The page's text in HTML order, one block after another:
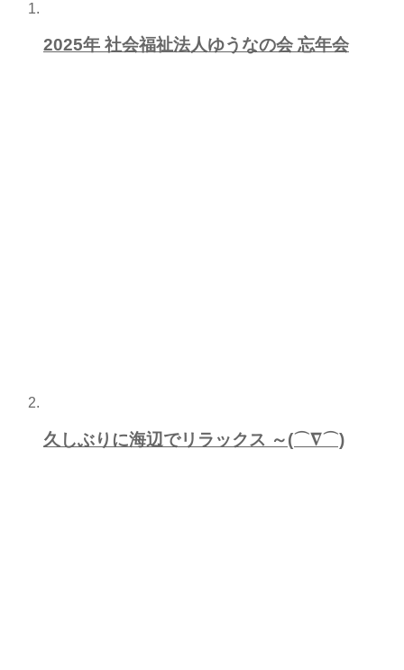
2025年 社会福祉法人ゆうなの会 忘年会
久しぶりに海辺でリラックス ～(⌒∇⌒)